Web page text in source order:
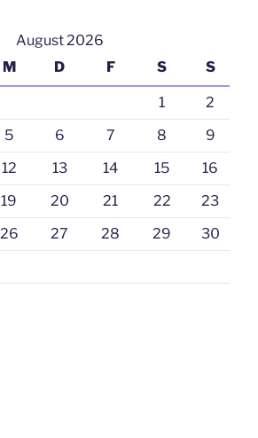
August 2026
M D F S S
1
2
5 6 7 8
9
12 13 14 15
16
19 20 21 22
23
26 27 28 29
30